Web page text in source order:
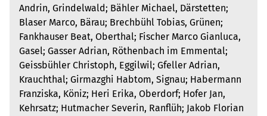
Andrin, Grindelwald; Bähler Michael, Därstetten;
Blaser Marco, Bärau; Brechbühl Tobias, Grünen;
Fankhauser Beat, Ober­thal; Fischer Marco Gianluca,
Gasel; Gasser Adrian, Röthenbach im Emmental;
Geissbühler Christoph, Eggilwil; Gfeller Adrian,
Krauchthal; Girmazghi Habtom, Signau; Habermann
Franziska, Köniz; Heri Erika, Oberdorf; Hofer Jan,
Kehrsatz; Hutmacher Severin, Ranflüh; Jakob Florian